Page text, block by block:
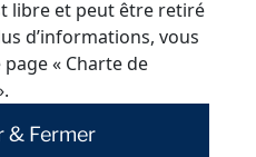
et
libre et peut être retiré
d’informations, vous
page« Charte de
.
& Fermer